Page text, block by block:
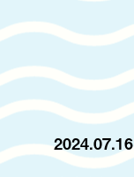
2024.07.16